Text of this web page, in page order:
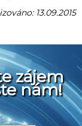
13.09.2015
zájem
nám!